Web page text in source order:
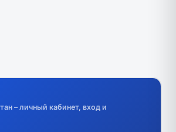
– личный кабинет, вход и